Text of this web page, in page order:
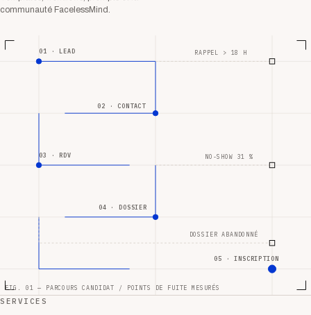
communauté FacelessMind.
01 · LEAD
02 · CONTACT
03 · RDV
04 · DOSSIER
05 · INSCRIPTION
RAPPEL > 18 H
NO-SHOW 31 %
DOSSIER ABANDONNÉ
FIG. 01 — PARCOURS CANDIDAT / POINTS DE FUITE MESURÉS
SERVICES